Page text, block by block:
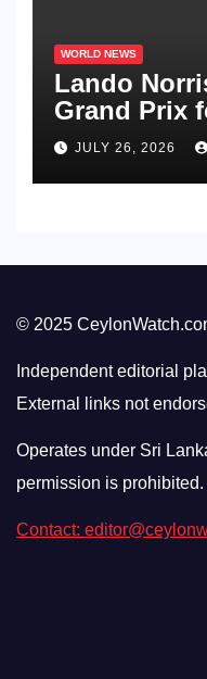
WORLD NEWS
Lando
Grand Prix
in 2026​​
JULY 26, 2026
© 2025
Independent editorial
External links not
Operates under Sri
permission is prohibited.
Contact: